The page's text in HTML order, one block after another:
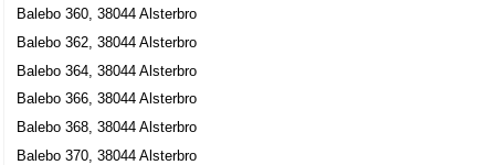
Balebo 360, 38044 Alsterbro
Balebo 362, 38044 Alsterbro
Balebo 364, 38044 Alsterbro
Balebo 366, 38044 Alsterbro
Balebo 368, 38044 Alsterbro
Balebo 370, 38044 Alsterbro